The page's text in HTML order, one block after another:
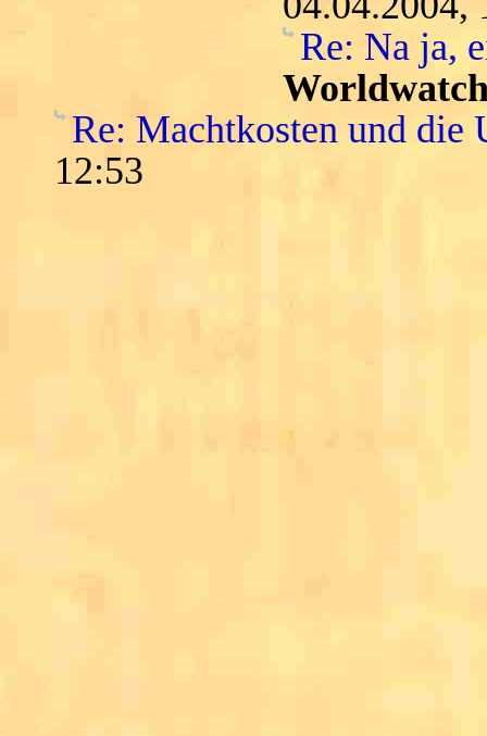
Re: Na ja,
Re: Machtkosten und die
12:53